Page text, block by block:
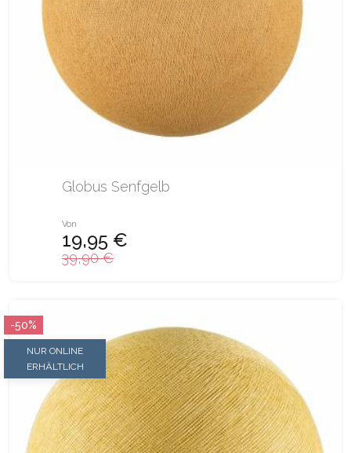
Globus Senfgelb
Von
19,95 €
39,90 €
NUR ONLINE
ERHÄLTLICH
-50%